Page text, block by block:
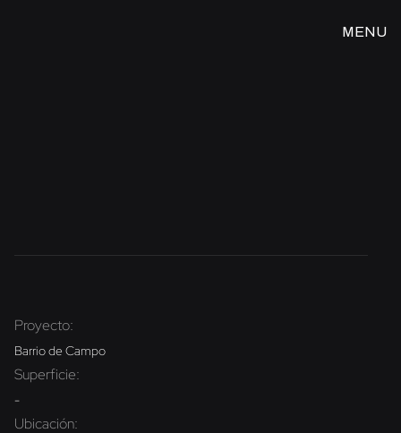
MENU
Rancho
Grande
Proyecto:
Barrio de Campo
Superficie:
-
Ubicación: